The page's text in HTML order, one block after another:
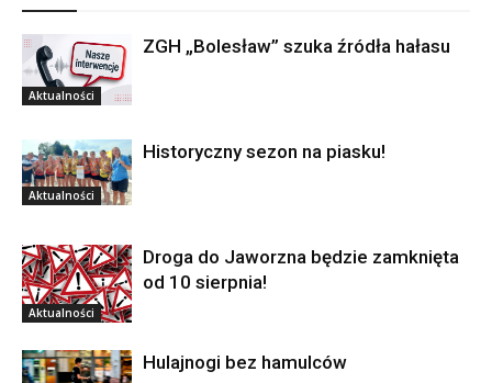
Aktualności
ZGH „Bolesław” szuka źródła hałasu
Aktualności
Historyczny sezon na piasku!
Aktualności
Droga do Jaworzna będzie zamknięta
od 10 sierpnia!
Hulajnogi bez hamulców